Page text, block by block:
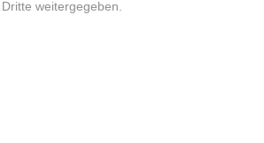
weitergegeben.